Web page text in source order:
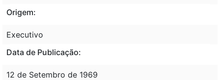
Origem:
Executivo
Data de Publicação:
12 de Setembro de 1969